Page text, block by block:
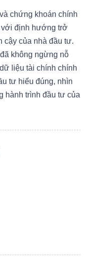
chứng khoán chính
với định hướng trở
cậy của nhà đầu tư.
không ngừng nỗ
liệu tài chính chính
tư hiểu đúng, nhìn
hành trình đầu tư của